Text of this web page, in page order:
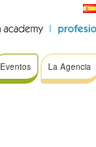
Eventos La Agencia